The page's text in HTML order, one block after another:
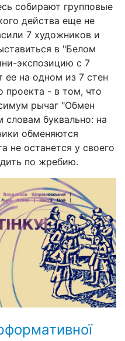
собирают групповые
действа еще не
7 художников и
в "Белом
экспозицию с 7
ее на одном из 7 стен
проекта - в том, что
рычаг "Обмен
словам буквально: на
обменяются
не останется у своего
по жребию.